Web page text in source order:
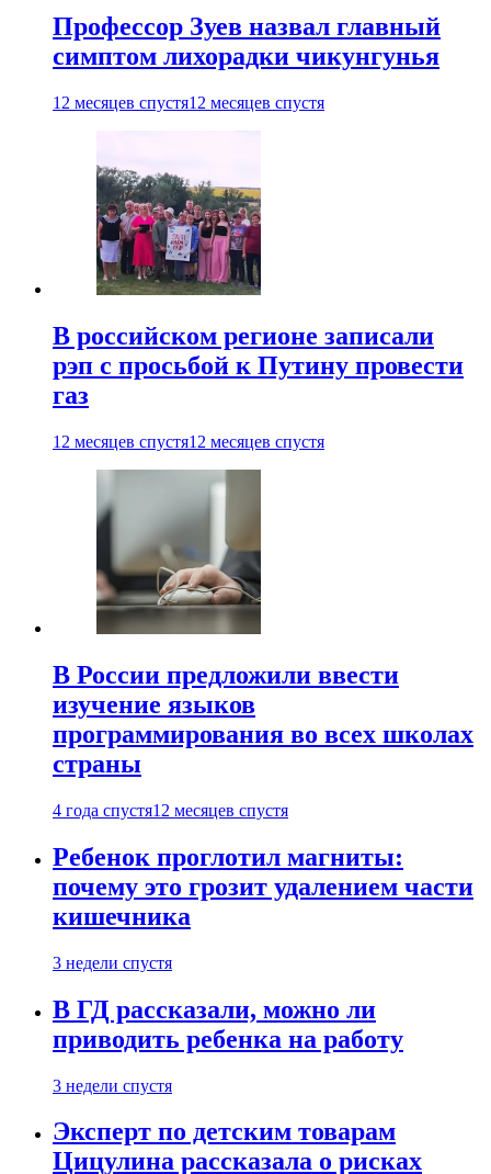
Профессор Зуев назвал главный
симптом лихорадки чикунгунья
12 месяцев спустя12 месяцев спустя
В российском регионе записали
рэп с просьбой к Путину провести
газ
12 месяцев спустя12 месяцев спустя
В России предложили ввести
изучение языков
программирования во всех школах
страны
4 года спустя12 месяцев спустя
Ребенок проглотил магниты:
почему это грозит удалением части
кишечника
3 недели спустя
В ГД рассказали, можно ли
приводить ребенка на работу
3 недели спустя
Эксперт по детским товарам
Цицулина рассказала о рисках